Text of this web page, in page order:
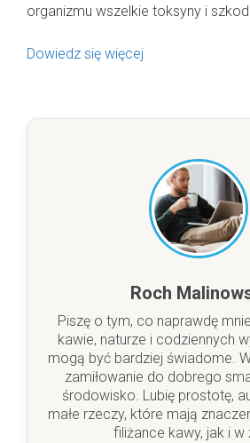
organizmu wszelkie toksyny i
Dowiedz się więcej
Roch
Piszę o tym, co naprawdę
kawie, naturze i codziennych
mogą być bardziej świadome.
zamiłowanie do dobrego
środowisko. Lubię prostotę,
małe rzeczy, które mają
filiżance kawy, jak i w